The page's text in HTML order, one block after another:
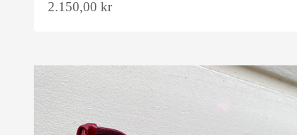
Salgspris
2.150,00 kr